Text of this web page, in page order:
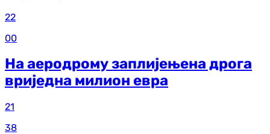
22
00
На аеродрому заплијењена дрога
вриједна милион евра
21
38